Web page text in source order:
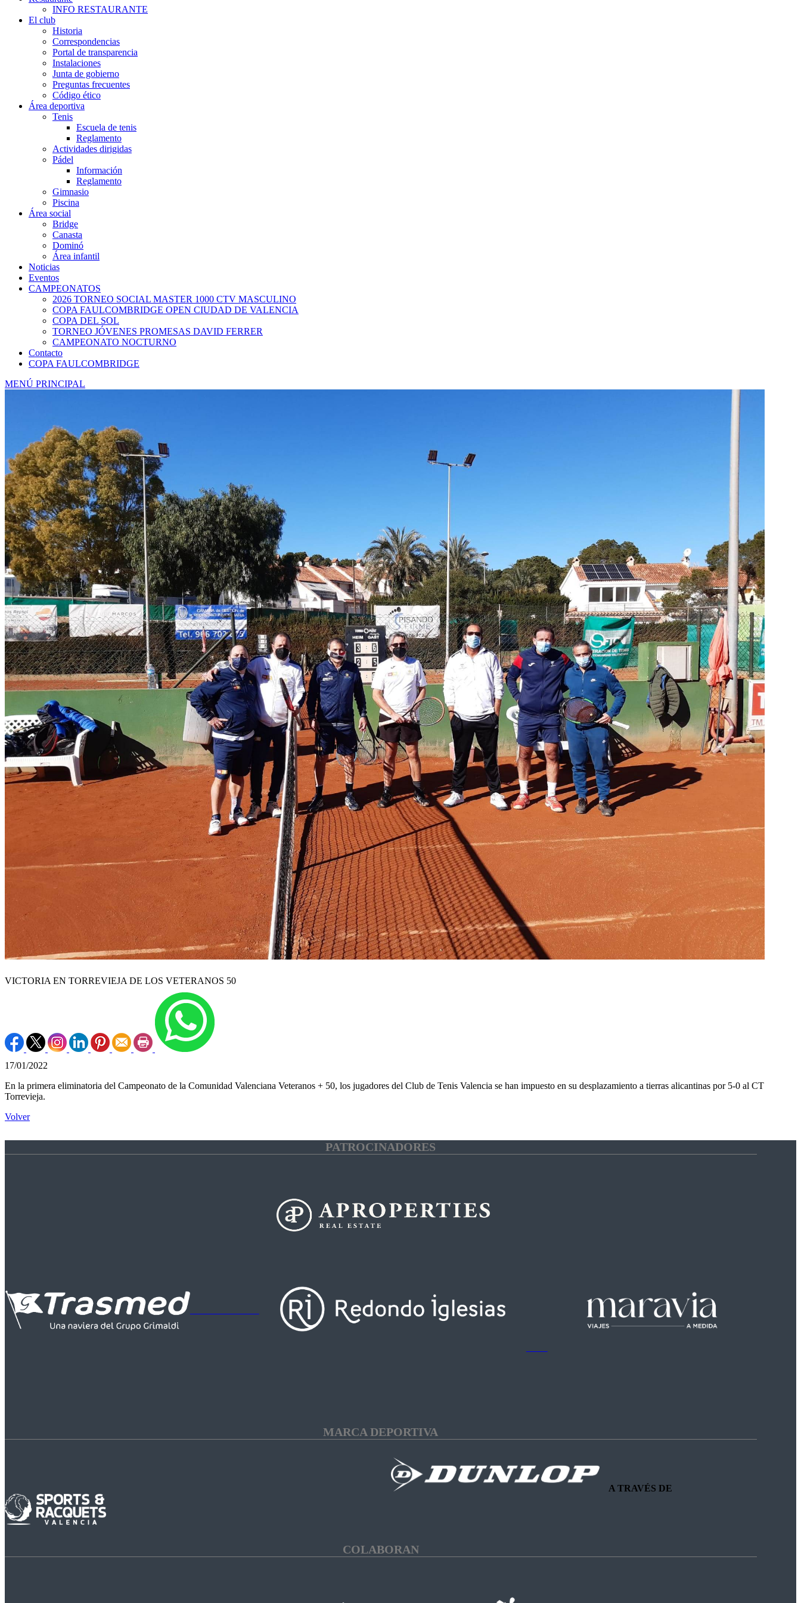
INFO RESTAURANTE
El club
Historia
Correspondencias
Portal de transparencia
Instalaciones
Junta de gobierno
Preguntas frecuentes
Código ético
Área deportiva
Tenis
Escuela de tenis
Reglamento
Actividades dirigidas
Pádel
Información
Reglamento
Gimnasio
Piscina
Área social
Bridge
Canasta
Dominó
Área infantil
Noticias
Eventos
CAMPEONATOS
2026 TORNEO SOCIAL MASTER 1000 CTV MASCULINO
COPA FAULCOMBRIDGE OPEN CIUDAD DE VALENCIA
COPA DEL SOL
TORNEO JÓVENES PROMESAS DAVID FERRER
CAMPEONATO NOCTURNO
Contacto
COPA FAULCOMBRIDGE
MENÚ PRINCIPAL
VICTORIA EN TORREVIEJA DE LOS VETERANOS 50
17/01/2022
En la primera eliminatoria del Campeonato de la Comunidad Valenciana Veteranos + 50, los jugadores del Club de Tenis Valencia se han impuesto en su desplazamiento a tierras alicantinas por 5-0 al CT
Torrevieja.
Volver
PATROCINADORES
MARCA DEPORTIVA
A TRAVÉS DE
COLABORAN